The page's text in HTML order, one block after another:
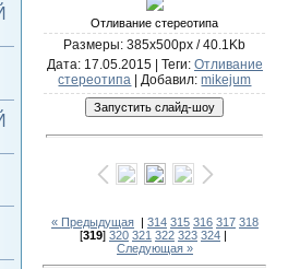
Отливание стереотипа
Размеры: 385x500px / 40.1Kb
Дата: 17.05.2015 | Теги: Отливание
стереотипа |Добавил:mikejum
« Предыдущая| 314 315 316 317 318
[319] 320 321 322 323 324|
Следующая »